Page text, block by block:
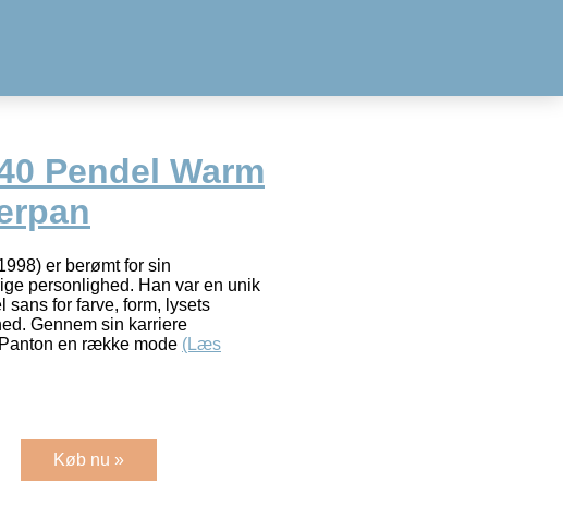
Pendel Warm
er berømt for sin
personlighed. Han var en unik
sans for farve, form, lysets
Gennem sin karriere
en række mode (Læs
Køb nu »